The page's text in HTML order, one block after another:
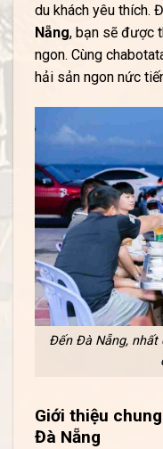
du khách yêu thích.
Nẵng, bạn sẽ được
ngon. Cùng
hải sản ngon nức
Đến Đà Nẵng, nhất
Giới thiệu
Đà Nẵng